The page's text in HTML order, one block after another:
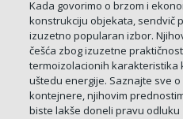
Kada govorimo o brzom i
konstrukciju objekata, sendvič
izuzetno popularan izbor.
češća zbog izuzetne
termoizolacionih karakteristika
uštedu energije. Saznajte sve
kontejnere, njihovim
biste lakše doneli pravu odluku